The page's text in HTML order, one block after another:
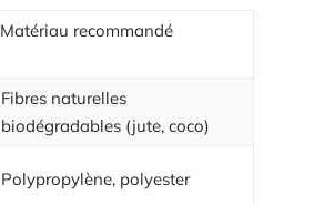
Matériau recommandé
Fibres naturelles
biodégradables (jute, coco)
Polypropylène, polyester